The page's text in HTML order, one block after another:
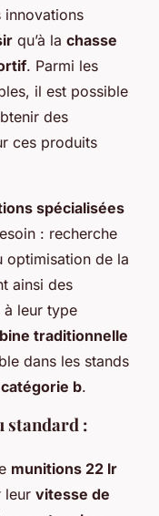
innovations
qu’à la chasse
. Parmi les
il est possible
des
ces produits
spécialisées
: recherche
optimisation de la
ainsi des
à leur type
traditionnelle
dans les stands
b.
standard :
munitions 22 lr
leur vitesse de